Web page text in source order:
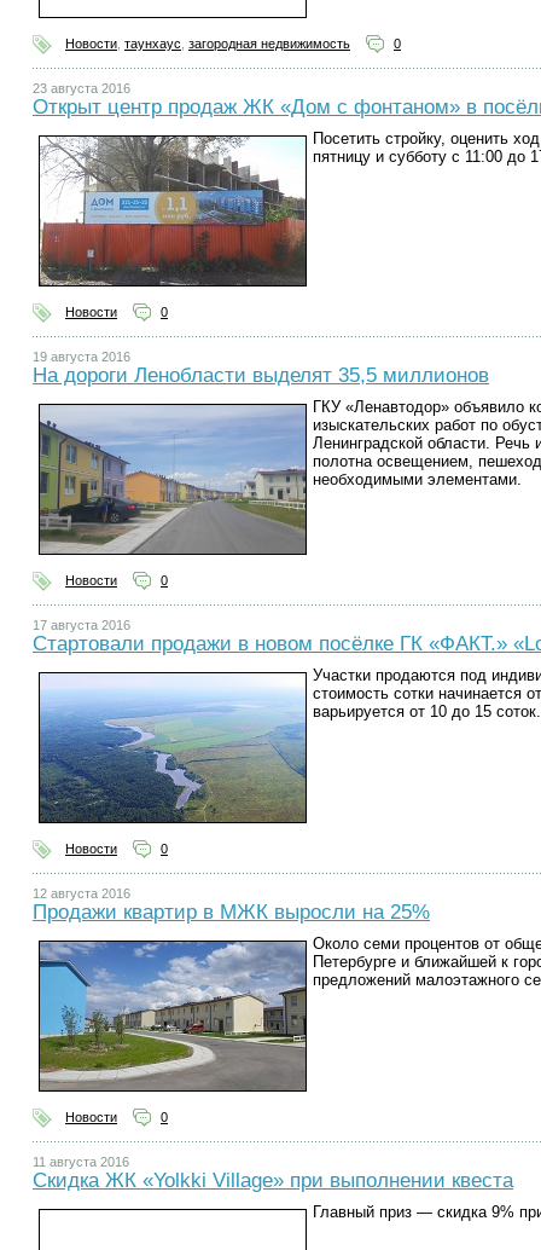
Новости таунхаус загородная недвижимость 0
23 августа 2016
Открыт центр продаж ЖК «Дом с фонтаном» в
Посетить стройку, оценить
пятницу и субботу с 11:00 до
Новости 0
19 августа 2016
На дороги Ленобласти выделят 35,5 миллионов
ГКУ «Ленавтодор» объявило
изыскательских работ по
Ленинградской области. Речь
полотна освещением,
необходимыми элементами.
Новости 0
17 августа 2016
Стартовали продажи в новом посёлке ГК «ФАКТ.»
Участки продаются под
стоимость сотки начинается
варьируется от 10 до 15 соток.
Новости 0
12 августа 2016
Продажи квартир в МЖК выросли на 25%
Около семи процентов от
Петербурге и ближайшей к
предложений малоэтажного
Новости 0
11 августа 2016
Скидка ЖК «Yolkki Village» при выполнении квеста
Главный приз — скидка 9%